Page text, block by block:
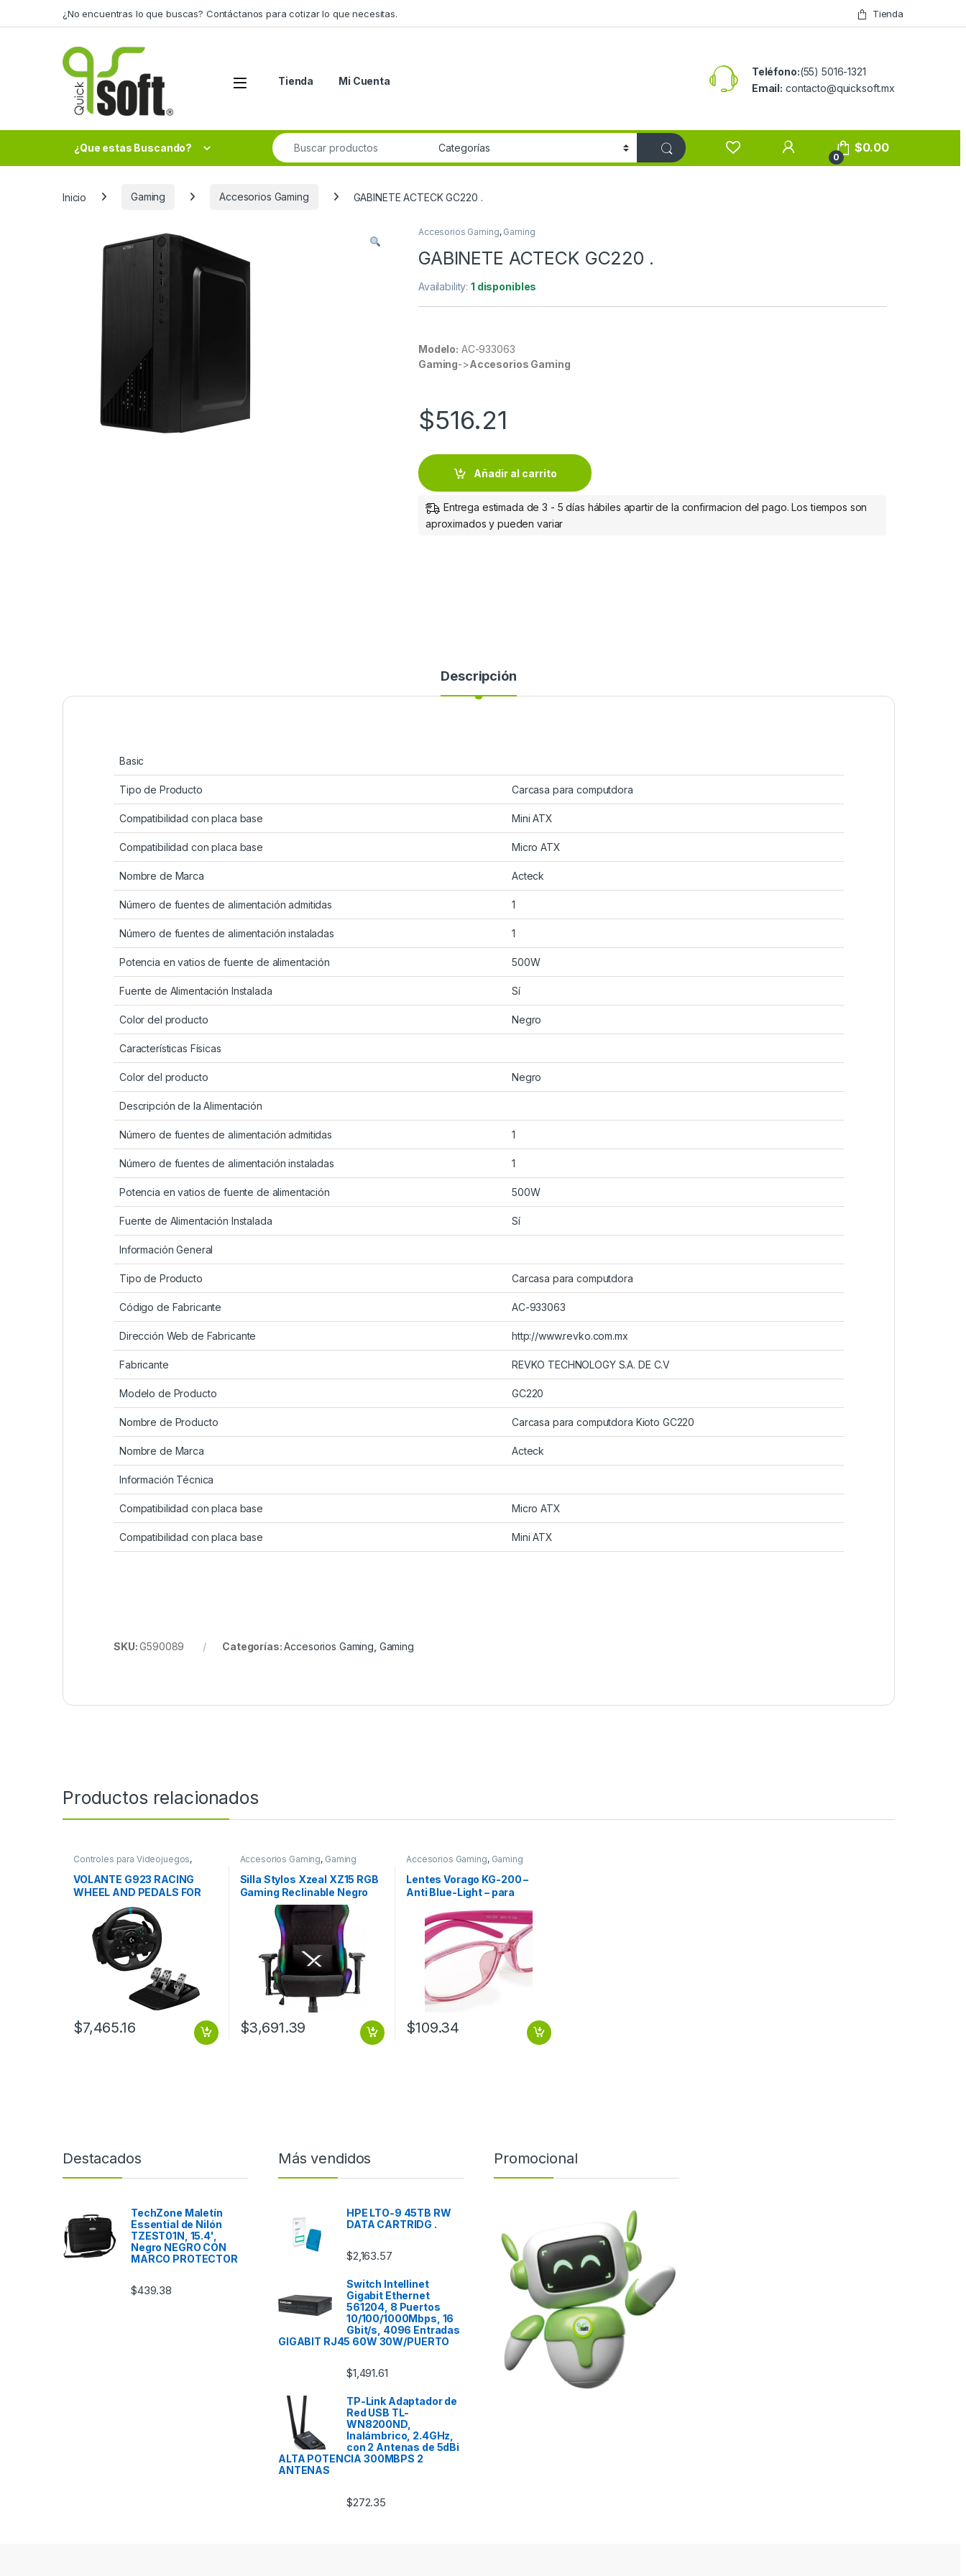
¿No encuentras lo que buscas? Contáctanos para cotizar lo que necesitas. Tienda
Tienda Mi Cuenta
Teléfono:(55) 5016-1321
Email: contacto@quicksoft.mx
¿Que estas Buscando?
Search for:
0
$0.00
Inicio Gaming Accesorios Gaming GABINETE ACTECK GC220 .
Accesorios Gaming, Gaming
GABINETE ACTECK GC220 .
Availability:1 disponibles
Modelo: AC-933063
Gaming->Accesorios Gaming
$516.21
Añadir al carrito
Entrega estimada de 3 - 5 días hábiles apartir de la confirmacion del pago. Los tiempos son
aproximados y pueden variar
Descripción
Basic
Tipo de Producto Carcasa para computdora
Compatibilidad con placa base Mini ATX
Compatibilidad con placa base Micro ATX
Nombre de Marca Acteck
Número de fuentes de alimentación admitidas 1
Número de fuentes de alimentación instaladas 1
Potencia en vatios de fuente de alimentación 500W
Fuente de Alimentación Instalada Sí
Color del producto Negro
Características Físicas
Color del producto Negro
Descripción de la Alimentación
Número de fuentes de alimentación admitidas 1
Número de fuentes de alimentación instaladas 1
Potencia en vatios de fuente de alimentación 500W
Fuente de Alimentación Instalada Sí
Información General
Tipo de Producto Carcasa para computdora
Código de Fabricante AC-933063
Dirección Web de Fabricante http://www.revko.com.mx
Fabricante REVKO TECHNOLOGY S.A. DE C.V
Modelo de Producto GC220
Nombre de Producto Carcasa para computdora Kioto GC220
Nombre de Marca Acteck
Información Técnica
Compatibilidad con placa base Micro ATX
Compatibilidad con placa base Mini ATX
SKU:G590089 Categorías:Accesorios Gaming Gaming
Productos relacionados
Controles para Videojuegos,
VOLANTE G923 RACING
WHEEL AND PEDALS FOR
XBOX ONE AND PC
$7,465.16
Accesorios Gaming, Gaming
Silla Stylos Xzeal XZ15 RGB
Gaming Reclinable Negro
XZSXZ15B O SOPORTE
LUMBAR/SUPERIOR
$3,691.39
Accesorios Gaming, Gaming
Lentes Vorago KG-200 –
Anti Blue-Light – para
KG-200 KIDS ANTI BLUE
LIGHT ROSA
$109.34
Destacados
TechZone Maletín
Essential de Nilón
TZEST01N, 15.4',
Negro NEGRO CON
MARCO PROTECTOR
$439.38
Más vendidos
HPE LTO-9 45TB RW
DATA CARTRIDG .
$2,163.57
Switch Intellinet
Gigabit Ethernet
561204, 8 Puertos
10/100/1000Mbps, 16
Gbit/s, 4096 Entradas
GIGABIT RJ45 60W 30W/PUERTO
$1,491.61
TP-Link Adaptador de
Red USB TL-
WN8200ND,
Inalámbrico, 2.4GHz,
con 2 Antenas de 5dBi
ALTA POTENCIA 300MBPS 2
ANTENAS
$272.35
Promocional